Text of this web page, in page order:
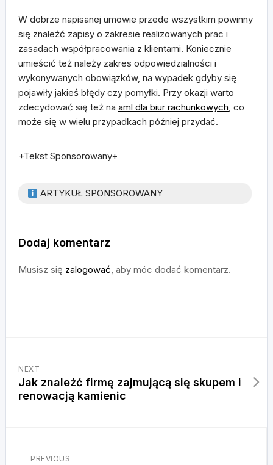
W dobrze napisanej umowie przede wszystkim powinny
się znaleźć zapisy o zakresie realizowanych prac i
zasadach współpracowania z klientami. Koniecznie
umieścić też należy zakres odpowiedzialności i
wykonywanych obowiązków, na wypadek gdyby się
pojawiły jakieś błędy czy pomyłki. Przy okazji warto
zdecydować się też na aml dla biur rachunkowych, co
może się w wielu przypadkach później przydać.
+Tekst Sponsorowany+
ARTYKUŁ SPONSOROWANY
Dodaj komentarz
Musisz się zalogować, aby móc dodać komentarz.
NEXT
Jak znaleźć firmę zajmującą się skupem i
renowacją kamienic
PREVIOUS